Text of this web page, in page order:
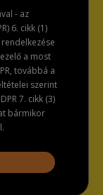
- az
6. cikk (1)
a most
továbbá a
szerint
7. cikk (3)
bármikor